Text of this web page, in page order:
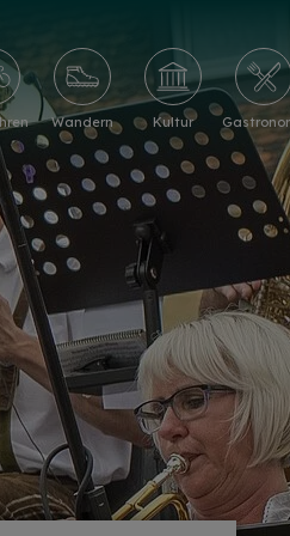
Wandern Kultur